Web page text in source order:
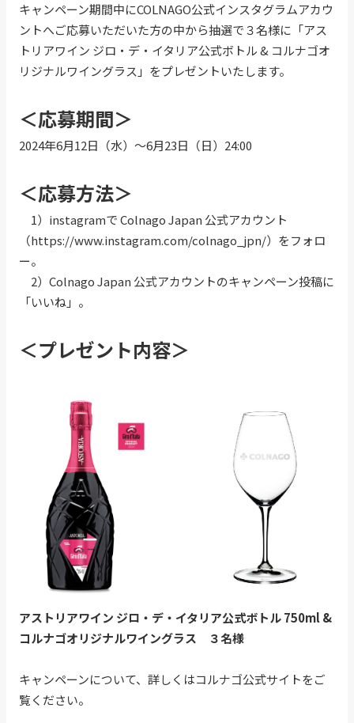
キャンペーン期間中にCOLNAGO公式インスタグラムアカウ
ントへご応募いただいた方の中から抽選で３名様に「アス
トリアワイン ジロ・デ・イタリア公式ボトル & コルナゴオ
リジナルワイングラス」をプレゼントいたします。
＜応募期間＞
2024年6月12日（水）〜6月23日（日）24:00
＜応募方法＞
1）instagramで Colnago Japan 公式アカウント
（https://www.instagram.com/colnago_jpn/）をフォロ
ー。
2）Colnago Japan 公式アカウントのキャンペーン投稿に
「いいね」。
＜プレゼント内容＞
アストリアワイン ジロ・デ・イタリア公式ボトル 750ml &
コルナゴオリジナルワイングラス ３名様
キャンペーンについて、詳しくはコルナゴ公式サイトをご
覧ください。